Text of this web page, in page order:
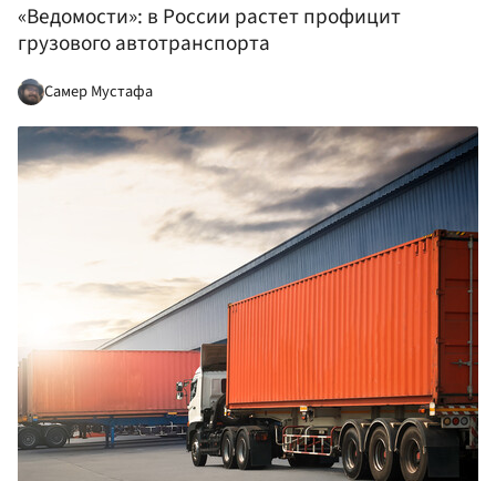
«Ведомости»: в России растет профицит
грузового автотранспорта
Самер Мустафа